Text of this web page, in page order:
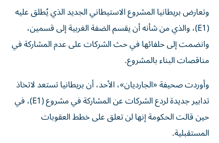
وتعارض بريطانيا المشروع الاستيطاني الجديد الذي يُطلق عليه
(E1)، والذي من شأنه أن يقسم الضفة الغربية إلى قسمين،
وانضمت إلى حلفائها في حث الشركات على عدم المشاركة في
مناقصات البناء بالمشروع.
وأوردت صحيفة «الجارديان»، الأحد، أن بريطانيا تستعد لاتخاذ
تدابير جديدة لردع الشركات عن المشاركة في مشروع (E1)، في
حين قالت الحكومة إنها لن تعلق على خطط العقوبات
المستقبلية.